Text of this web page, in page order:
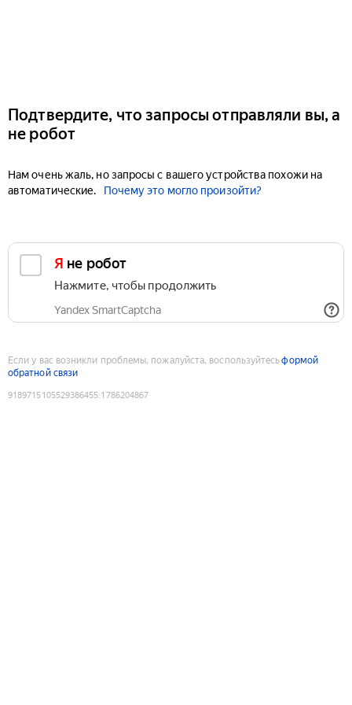
Подтвердите, что запросы отправляли вы, а
не робот
Нам очень жаль, но запросы с вашего устройства похожи на
автоматические.
Почему это могло произойти?
Я не робот
Нажмите, чтобы продолжить
Yandex SmartCaptcha
Если у вас возникли проблемы, пожалуйста, воспользуйтесьформой
обратной связи
9189715105529386455:1786204867